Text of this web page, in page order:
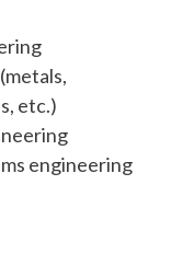
etc.)
engineering